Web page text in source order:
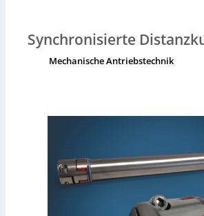
Synchronisierte
Mechanische Antriebstechnik